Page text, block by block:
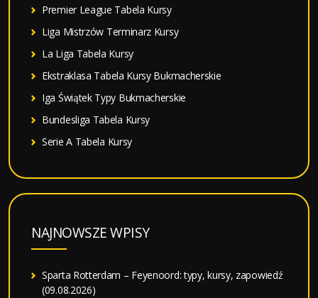
Premier League Tabela Kursy
Liga Mistrzów Terminarz Kursy
La Liga Tabela Kursy
Ekstraklasa Tabela Kursy Bukmacherskie
Iga Świątek Typy Bukmacherskie
Bundesliga Tabela Kursy
Serie A Tabela Kursy
NAJNOWSZE WPISY
Sparta Rotterdam – Feyenoord: typy, kursy, zapowiedź
(09.08.2026)